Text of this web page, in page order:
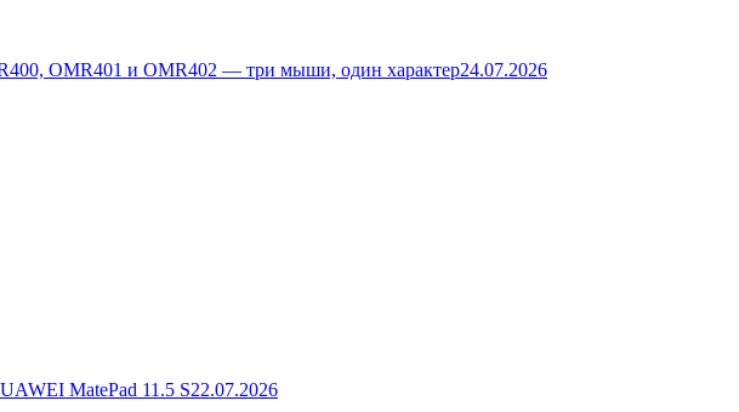
OMR401 и OMR402 — три мыши, один характер24.07.2026
MatePad 11.5 S22.07.2026